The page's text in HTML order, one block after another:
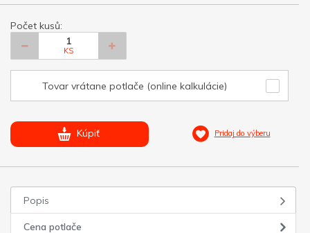
Počet kusů:
KS
Tovar vrátane potlače (online kalkulácie)
Kúpiť Pridaj do výberu
Popis
Cena potlače